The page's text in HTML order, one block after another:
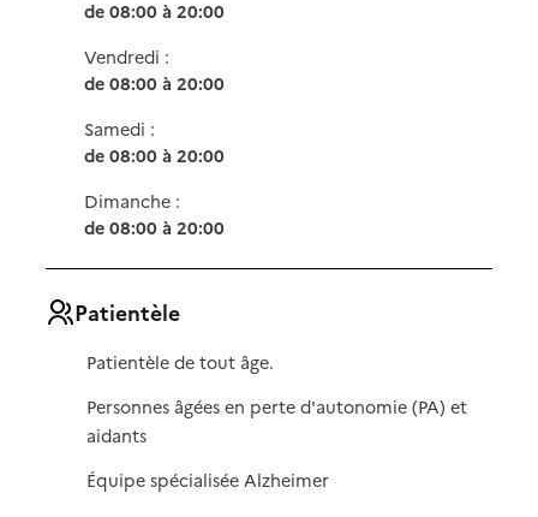
de 08:00 à 20:00
Vendredi :
de 08:00 à 20:00
Samedi :
de 08:00 à 20:00
Dimanche :
de 08:00 à 20:00
Patientèle
Patientèle de tout âge.
Personnes âgées en perte d'autonomie (PA) et
aidants
Équipe spécialisée Alzheimer